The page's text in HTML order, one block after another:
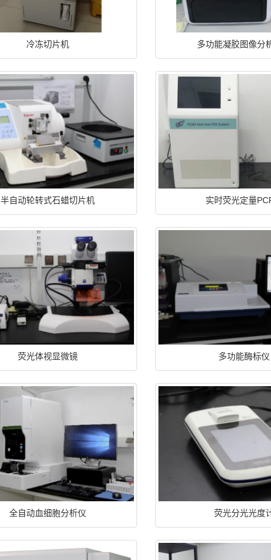
冷冻切片机 多功能凝胶图像分
半自动轮转式石蜡切片机 实时荧光定量
荧光体视显微镜 多功能酶标仪
全自动血细胞分析仪 荧光分光光度